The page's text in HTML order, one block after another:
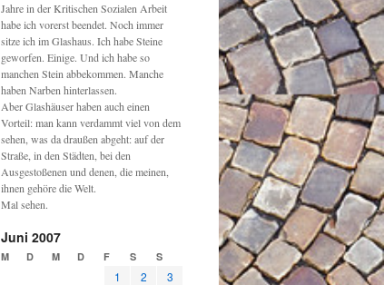
Jahre in der Kritischen Sozialen Arbeit
habe ich vorerst beendet. Noch immer
sitze ich im Glashaus. Ich habe Steine
geworfen. Einige. Und ich habe so
manchen Stein abbekommen. Manche
haben Narben hinterlassen.
Aber Glashäuser haben auch einen
Vorteil: man kann verdammt viel von dem
sehen, was da draußen abgeht: auf der
Straße, in den Städten, bei den
Ausgestoßenen und denen, die meinen,
ihnen gehöre die Welt.
Mal sehen.
Juni 2007
M D M D F S S
1 2
3